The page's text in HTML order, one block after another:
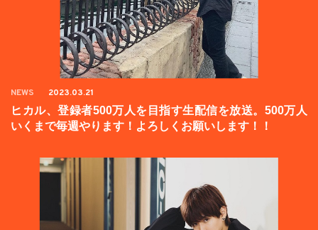
NEWS 2023.03.21
ヒカル、登録者500万人を目指す生配信を放送。500万人
いくまで毎週やります！よろしくお願いします！！